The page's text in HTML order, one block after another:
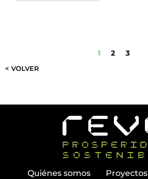
1 2 3
< VOLVER
Quiénes somos Proyectos